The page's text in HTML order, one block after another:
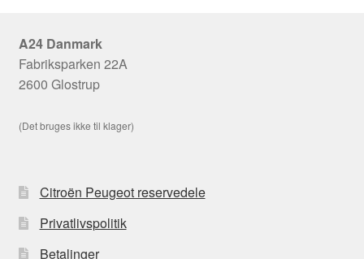
A24 Danmark
Fabriksparken 22A
2600 Glostrup
(Det bruges ikke til klager)
Citroën Peugeot reservedele
Privatlivspolitik
Betalinger